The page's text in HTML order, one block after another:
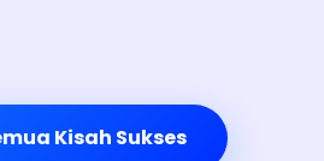
Kisah Sukses